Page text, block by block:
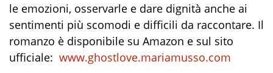
le emozioni, osservarle e dare dignità anche ai
sentimenti più scomodi e difficili da raccontare. Il
romanzo è disponibile su Amazon e sul sito
ufficiale: www.ghostlove.mariamusso.com